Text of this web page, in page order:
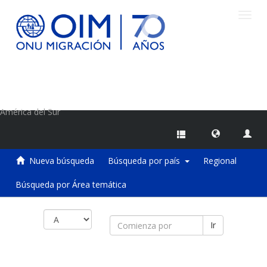
América del Sur
Nueva búsqueda Búsqueda por país Regional
Búsqueda por Área temática
Ir